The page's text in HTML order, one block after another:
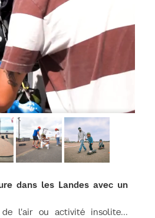
dans les Landes avec un
l'air ou activité insolite...